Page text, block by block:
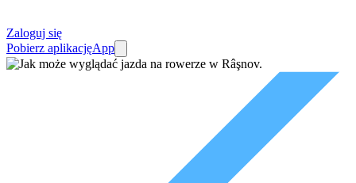
Zaloguj się
Pobierz aplikacjęApp